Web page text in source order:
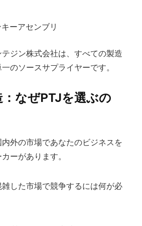
ーアセンブリ
ジン株式会社は、すべての製造
のソースサプライヤーです。
なぜPTJを選ぶの
外の市場であなたのビジネスを
ーがあります。
した市場で競争するには何が必